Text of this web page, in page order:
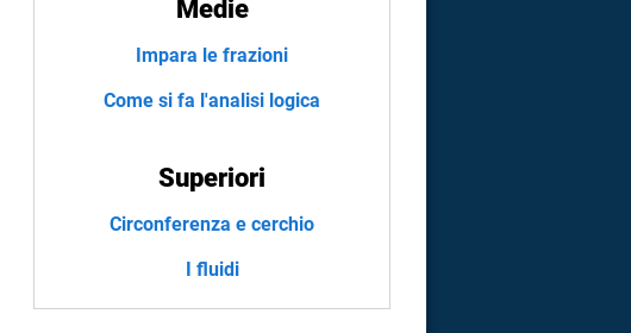
Medie
Impara le frazioni
Come si fa l'analisi logica
Superiori
Circonferenza e cerchio
I fluidi